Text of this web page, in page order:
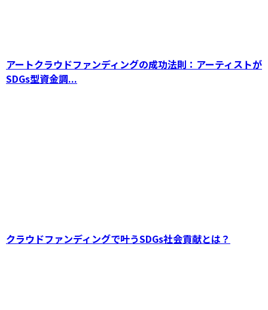
アートクラウドファンディングの成功法則：アーティストが
SDGs型資金調...
クラウドファンディングで叶うSDGs社会貢献とは？